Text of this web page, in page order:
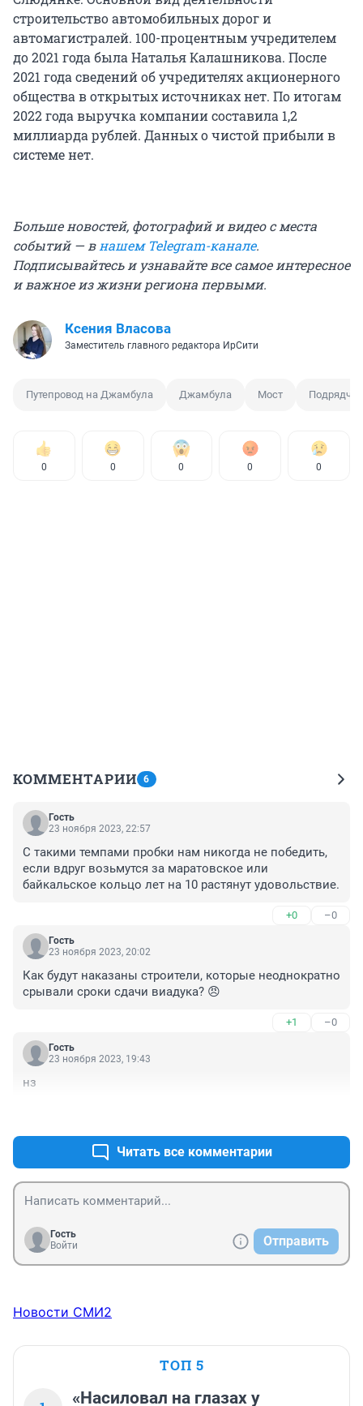
строительство автомобильных дорог и
автомагистралей. 100-процентным учредителем
до 2021 года была Наталья Калашникова. После
2021 года сведений об учредителях акционерного
общества в открытых источниках нет. По итогам
2022 года выручка компании составила 1,2
миллиарда рублей. Данных о чистой прибыли в
системе нет.
Больше новостей, фотографий и видео с места
событий — в нашем Telegram-канале.
Подписывайтесь и узнавайте все самое интересное
и важное из жизни региона первыми.
Ксения Власова
Заместитель главного редактора ИрСити
Путепровод на Джамбула Джамбула Мост Подрядчик
0 0 0 0 0
КОММЕНТАРИИ 6
Гость
23 ноября 2023, 22:57
С такими темпами пробки нам никогда не победить,
если вдруг возьмутся за маратовское или
байкальское кольцо лет на 10 растянут удовольствие.
+0 –0
Гость
23 ноября 2023, 20:02
Как будут наказаны строители, которые неоднократно
срывали сроки сдачи виадука? 😠
+1 –0
Гость
23 ноября 2023, 19:43
нз
Читать все комментарии
Гость
Войти
Отправить
Новости СМИ2
ТОП 5
«Насиловал на глазах у